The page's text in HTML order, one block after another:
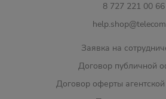
8 727 221 00 66
Заявка на
Договор публичной
Договор оферты